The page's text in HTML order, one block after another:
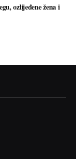
ozlijeđene žena i